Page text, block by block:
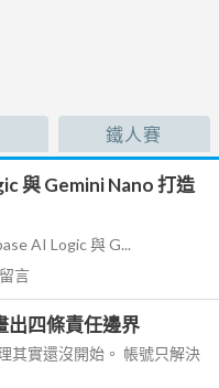
鐵人賽
與 Gemini Nano 打造
AI Logic 與 G...
言
出四條責任邊界
其實還沒開始。 帳號只解決